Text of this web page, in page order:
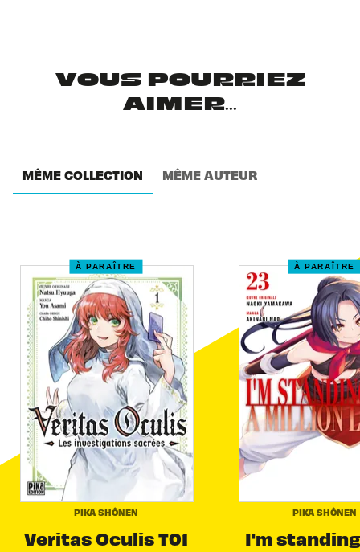
VOUS POURRIEZ
AIMER...
MÊME COLLECTION MÊME AUTEUR
À PARAÎTRE
PIKA SHÔNEN
Veritas Oculis T01
À PARAÎTRE
PIKA SHÔNEN
I'm